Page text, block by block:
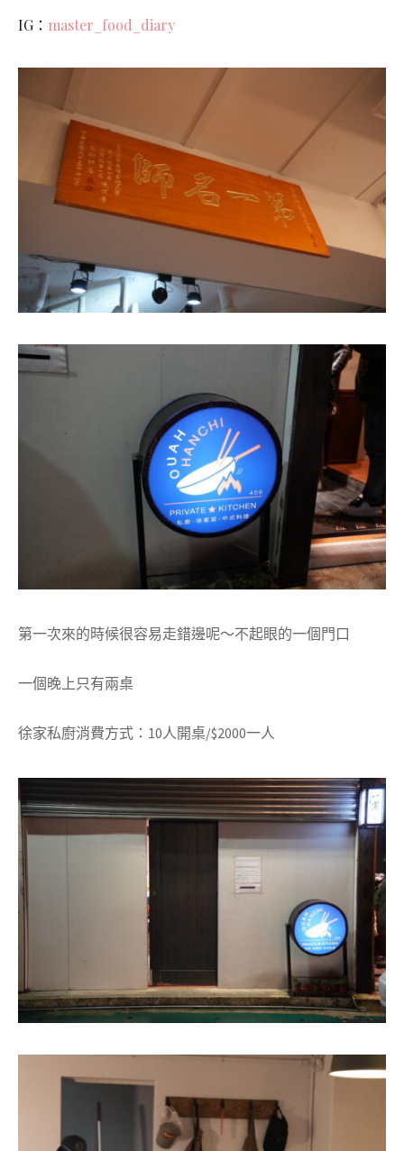
IG： master_food_diary
第一次來的時候很容易走錯邊呢～不起眼的一個門口
一個晚上只有兩桌
徐家私廚消費方式：10人開桌/$2000一人